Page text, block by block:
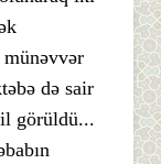
də sair
görüldü...